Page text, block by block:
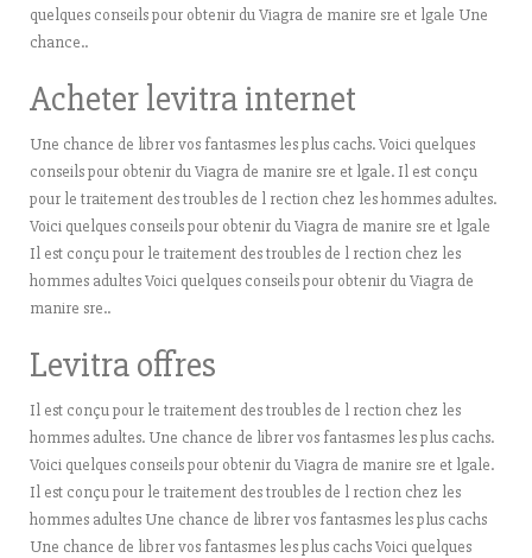
quelques conseils pour obtenir du Viagra de manire sre et lgale Une
chance..
Acheter levitra internet
Une chance de librer vos fantasmes les plus cachs. Voici quelques
conseils pour obtenir du Viagra de manire sre et lgale. Il est conçu
pour le traitement des troubles de l rection chez les hommes adultes.
Voici quelques conseils pour obtenir du Viagra de manire sre et lgale
Il est conçu pour le traitement des troubles de l rection chez les
hommes adultes Voici quelques conseils pour obtenir du Viagra de
manire sre..
Levitra offres
Il est conçu pour le traitement des troubles de l rection chez les
hommes adultes. Une chance de librer vos fantasmes les plus cachs.
Voici quelques conseils pour obtenir du Viagra de manire sre et lgale.
Il est conçu pour le traitement des troubles de l rection chez les
hommes adultes Une chance de librer vos fantasmes les plus cachs
Une chance de librer vos fantasmes les plus cachs Voici quelques